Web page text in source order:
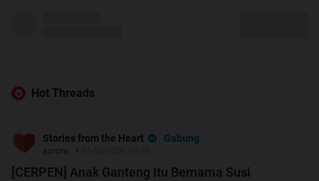
Hot Threads
Stories from the Heart Gabung
aurora.. •
[CERPEN] Anak Ganteng Itu Bernama Susi